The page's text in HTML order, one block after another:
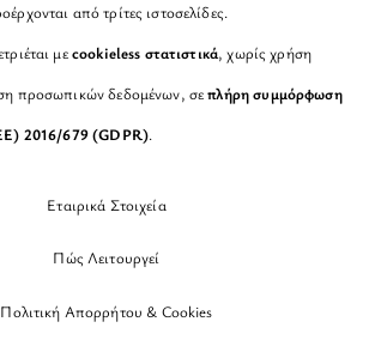
από τρίτες ιστοσελίδες.
μεcookieless στατιστικά, χωρίς χρήση
προσωπικών δεδομένων, σεπλήρη συμμόρφωση
2016/679 (GDPR).
Εταιρικά Στοιχεία
Πώς Λειτουργεί
Πολιτική Απορρήτου & Cookies